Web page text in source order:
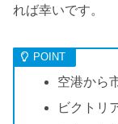
れば幸いです。
空港から
ビクトリ